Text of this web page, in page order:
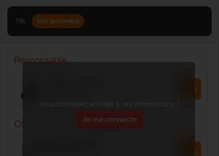
Tél. : Voir le numéro
Vous souhaitez accéder à ces informations ?
Je me connecte